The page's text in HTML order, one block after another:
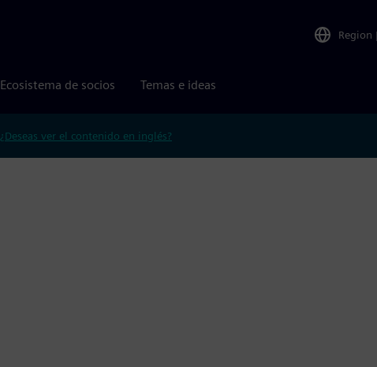
Region |
Ecosistema de socios Temas e ideas
¿Deseas ver el contenido en inglés?